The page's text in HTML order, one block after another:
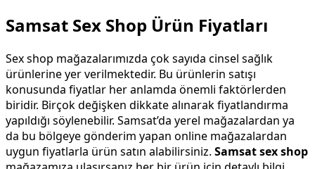
Samsat Sex Shop Ürün Fiyatları
Sex shop mağazalarımızda çok sayıda cinsel sağlık
ürünlerine yer verilmektedir. Bu ürünlerin satışı
konusunda fiyatlar her anlamda önemli faktörlerden
biridir. Birçok değişken dikkate alınarak fiyatlandırma
yapıldığı söylenebilir. Samsat’da yerel mağazalardan ya
da bu bölgeye gönderim yapan online mağazalardan
uygun fiyatlarla ürün satın alabilirsiniz. Samsat sex shop